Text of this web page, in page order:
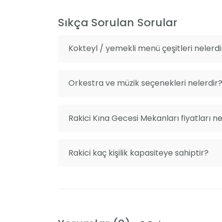
Menü Çeşitliliği ve Lezzet Kalitesi
bulunmaktadır. Tercihinize göre özel
Müzik ve Eğlence
yer veriyor, unutulmaz bir eğlence
Sıkça Sorulan Sorular
Kokteyl / yemekli menü çeşitleri
Orkestra ve müzik seçenekleri nelerdir?
Rakici Kına Gecesi Mekanları fiyatları
Rakici kaç kişilik kapasiteye sahiptir?